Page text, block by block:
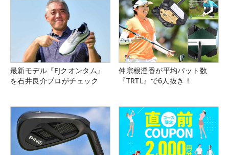
最新モデル『FJクオンタム』
を石井良介プロがチェック
仲宗根澄香が平均パット数
『TRTL』で6人抜き！